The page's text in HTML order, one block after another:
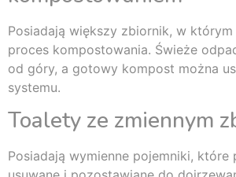
Posiadają większy zbiornik, w którym
proces kompostowania. Świeże
od góry, a gotowy kompost można
systemu.
Toalety ze zmiennym
Posiadają wymienne pojemniki, które